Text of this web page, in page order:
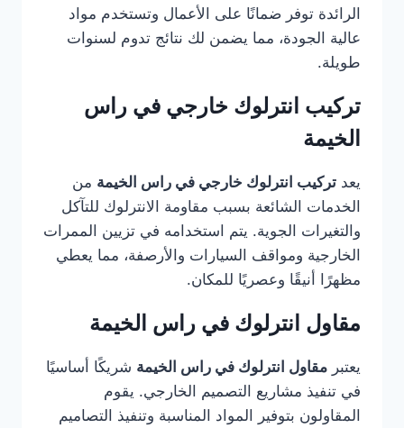
الرائدة توفر ضمانًا على الأعمال وتستخدم مواد
عالية الجودة، مما يضمن لك نتائج تدوم لسنوات
طويلة.
تركيب انترلوك خارجي في راس
الخيمة
يعد تركيب انترلوك خارجي في راس الخيمة من
الخدمات الشائعة بسبب مقاومة الانترلوك للتآكل
والتغيرات الجوية. يتم استخدامه في تزيين الممرات
الخارجية ومواقف السيارات والأرصفة، مما يعطي
مظهرًا أنيقًا وعصريًا للمكان.
مقاول انترلوك في راس الخيمة
يعتبر مقاول انترلوك في راس الخيمة شريكًا أساسيًا
في تنفيذ مشاريع التصميم الخارجي. يقوم
المقاولون بتوفير المواد المناسبة وتنفيذ التصاميم